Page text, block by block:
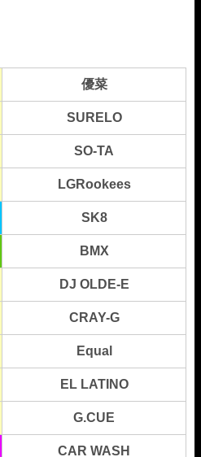
優菜
SURELO
SO-TA
LGRookees
SK8
BMX
DJ OLDE-E
CRAY-G
Equal
EL LATINO
G.CUE
CAR WASH